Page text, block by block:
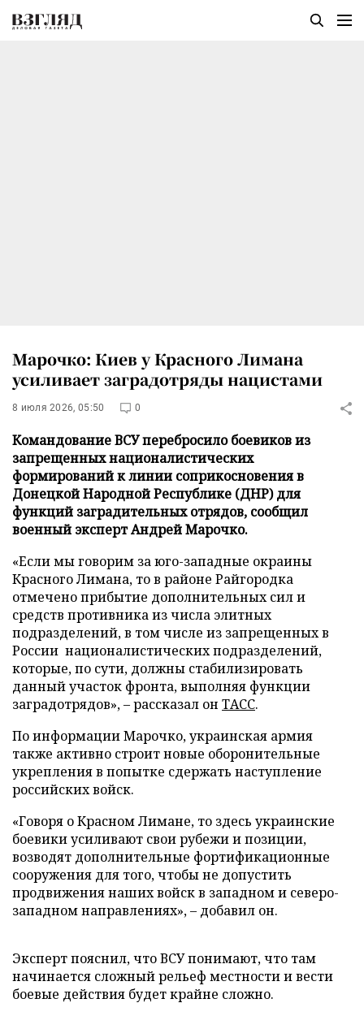
Марочко: Киев у Красного Лимана
усиливает заградотряды нацистами
8 июля 2026, 05:50 0
Командование ВСУ перебросило боевиков из
запрещенных националистических
формирований к линии соприкосновения в
Донецкой Народной Республике (ДНР) для
функций заградительных отрядов, сообщил
военный эксперт Андрей Марочко.
«Если мы говорим за юго-западные окраины
Красного Лимана, то в районе Райгородка
отмечено прибытие дополнительных сил и
средств противника из числа элитных
подразделений, в том числе из запрещенных в
России националистических подразделений,
которые, по сути, должны стабилизировать
данный участок фронта, выполняя функции
заградотрядов», – рассказал он ТАСС.
По информации Марочко, украинская армия
также активно строит новые оборонительные
укрепления в попытке сдержать наступление
российских войск.
«Говоря о Красном Лимане, то здесь украинские
боевики усиливают свои рубежи и позиции,
возводят дополнительные фортификационные
сооружения для того, чтобы не допустить
продвижения наших войск в западном и северо-
западном направлениях», – добавил он.
Эксперт пояснил, что ВСУ понимают, что там
начинается сложный рельеф местности и вести
боевые действия будет крайне сложно.